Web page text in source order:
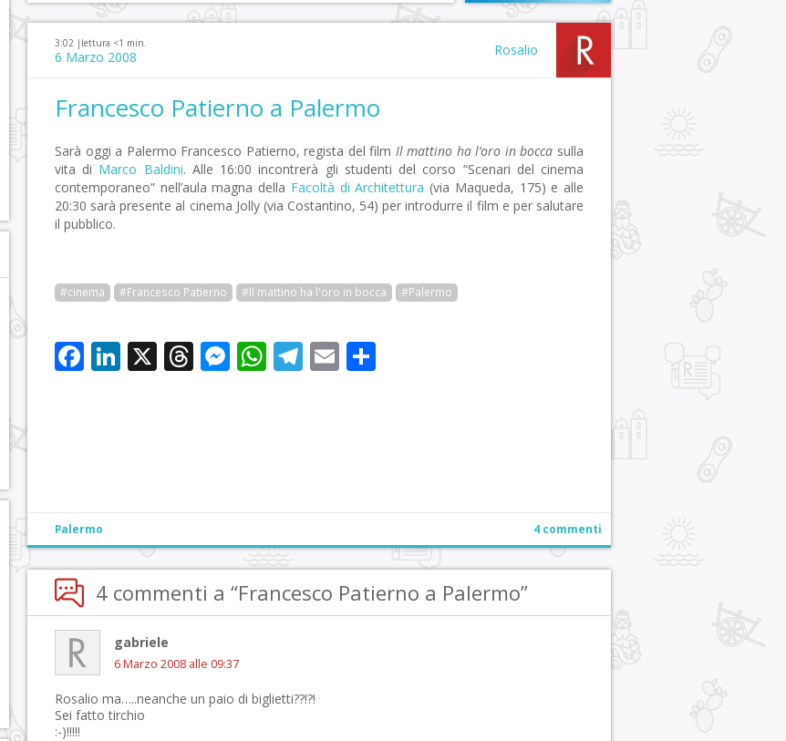
3:02 | lettura <1 min.
6 Marzo 2008 Rosalio
Francesco Patierno a Palermo
Sarà oggi a Palermo Francesco Patierno, regista del film Il mattino ha l’oro in bocca sulla
vita di Marco Baldini. Alle 16:00 incontrerà gli studenti del corso “Scenari del cinema
contemporaneo” nell’aula magna della Facoltà di Architettura (via Maqueda, 175) e alle
20:30 sarà presente al cinema Jolly (via Costantino, 54) per introdurre il film e per salutare
il pubblico.
#cinema #Francesco Patierno #Il mattino ha l'oro in bocca #Palermo
Facebook
LinkedIn
X Threads
Messenger
WhatsApp
Telegram
Email
Palermo 4 commenti
4 commenti a “Francesco Patierno a Palermo”
gabriele
6 Marzo 2008 alle 09:37
Rosalio ma…..neanche un paio di biglietti??!?!
Sei fatto tirchio
:-)!!!!!